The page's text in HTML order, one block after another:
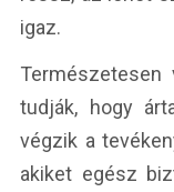
igaz.
Természetesen
tudják, hogy
végzik a
akiket egész